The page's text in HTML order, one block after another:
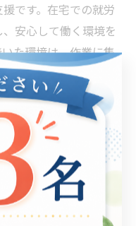
です。在宅での就労
安心して働く環境を
た環境は、作業に集
もなります。 さら
援が可能になり、オ
サポートが簡単に行
家での安心感を重視
なっていくでしょう。
希望が満ちていま